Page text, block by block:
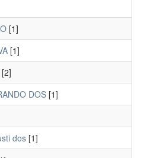
[1]
[1]
[2]
DOS [1]
dos [1]